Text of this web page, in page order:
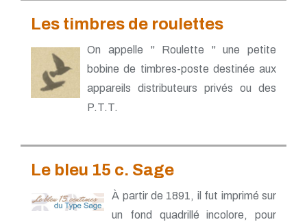
Les timbres de roulettes
On appelle " Roulette " une petite
bobine de timbres-poste destinée aux
appareils distributeurs privés ou des
P.T.T.
Le bleu 15 c. Sage
À partir de 1891, il fut imprimé sur
un fond quadrillé incolore, pour